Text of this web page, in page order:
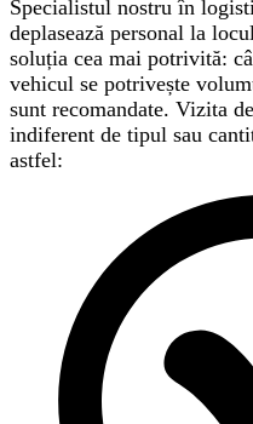
Specialistul nostru în
deplasează personal la
soluția cea mai potrivită:
vehicul se potrivește
sunt recomandate. Vizita
indiferent de tipul sau
astfel: